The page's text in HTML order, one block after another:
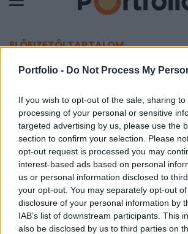
Portfolio - Do Not Process My
If you wish to opt-out of the sale, sharing
processing of your personal or sensitive
targeted advertising by us, please use the
section to confirm your selection. Please
opt-out request is processed you may
interest-based ads based on personal
us or personal information disclosed to
your opt-out. You may separately opt-out
disclosure of your personal information by
IAB’s list of downstream participants. This
also be disclosed by us to third parties on
ELŐFIZETŐI TARTALOM
Magáncégek építhetik
űrállomását
MTI
2021. december 03. 13:50
Kereskedelmi űrállomás
a NASA három amerikai
Jeff Bezosnak, az Amazon alapítójának
cége 130 millió dollárt (41,8 milliárd